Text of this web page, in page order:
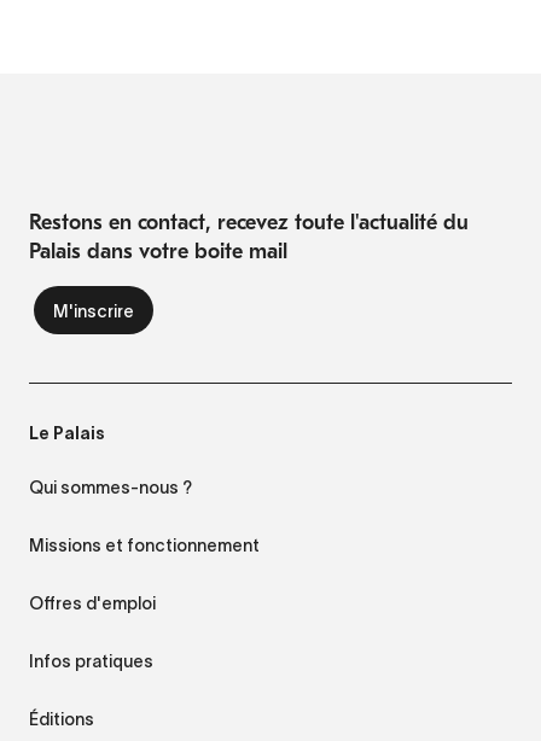
Restons en contact, recevez toute l'actualité du
Palais dans votre boite mail
Le Palais
Qui sommes-nous ?
Missions et fonctionnement
Offres d'emploi
Infos pratiques
Éditions